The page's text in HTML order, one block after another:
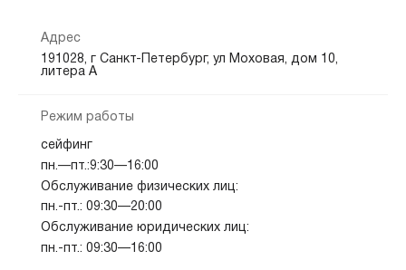
Адрес
191028, г Санкт-Петербург, ул Моховая, дом 10,
литера А
Режим работы
сейфинг
пн.—пт.:9:30—16:00
Обслуживание физических лиц:
пн.-пт.: 09:30—20:00
Обслуживание юридических лиц:
пн.-пт.: 09:30—16:00